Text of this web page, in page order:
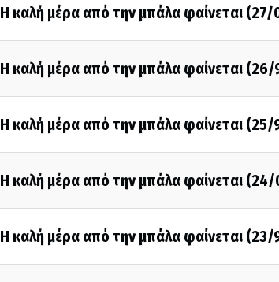
Η καλή μέρα από την μπάλα φαίνεται
Η καλή μέρα από την μπάλα φαίνεται
Η καλή μέρα από την μπάλα φαίνεται
Η καλή μέρα από την μπάλα φαίνεται
Η καλή μέρα από την μπάλα φαίνεται